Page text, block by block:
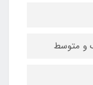
و متوسط